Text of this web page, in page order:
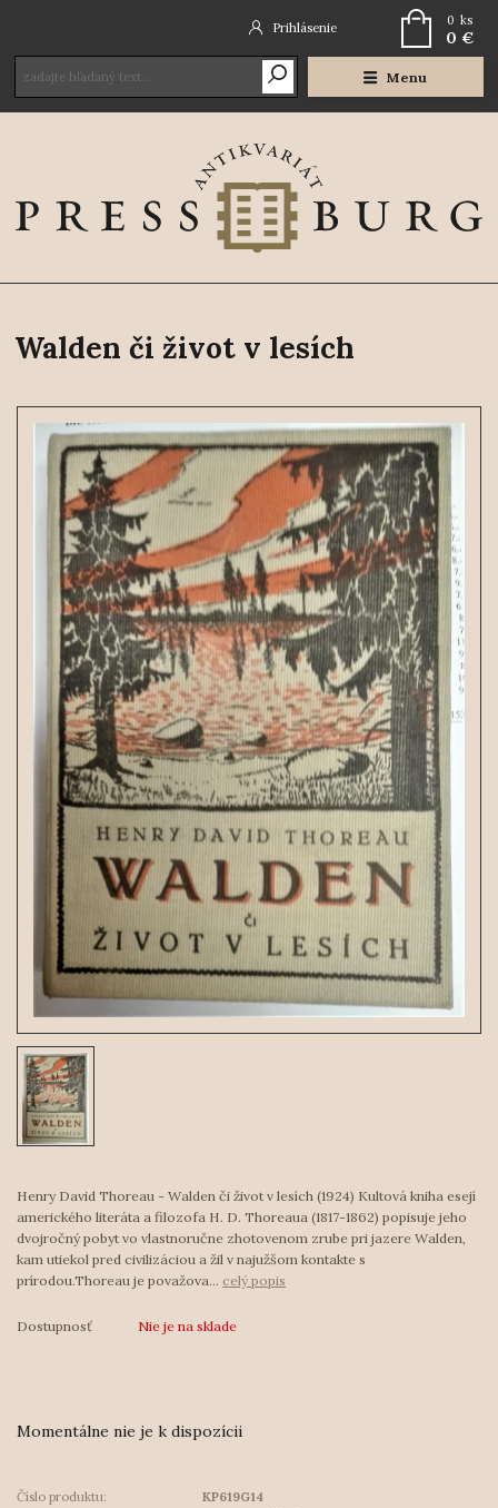
Menu
Prihlásenie 0 ks
0 €
Walden či život v lesích
Henry David Thoreau - Walden či život v lesích (1924) Kultová kniha esejí
amerického literáta a filozofa H. D. Thoreaua (1817-1862) popisuje jeho
dvojročný pobyt vo vlastnoručne zhotovenom zrube pri jazere Walden,
kam utiekol pred civilizáciou a žil v najužšom kontakte s
prírodou.Thoreau je považova... celý popis
Dostupnosť Nie je na sklade
Momentálne nie je k dispozícii
Číslo produktu:
KP619G14